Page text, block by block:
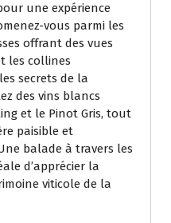
une expérience
vous parmi les
offrant des vues
les collines
secrets de la
des vins blancs
et le Pinot Gris, tout
paisible et
balade à travers les
d’apprécier la
viticole de la